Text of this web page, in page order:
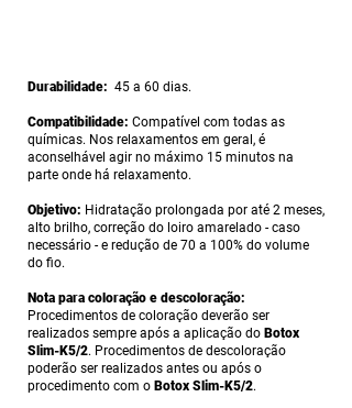
Durabilidade: 45 a 60 dias.
Compatibilidade: Compatível com todas as
químicas. Nos relaxamentos em geral, é
aconselhável agir no máximo 15 minutos na
parte onde há relaxamento.
Objetivo: Hidratação prolongada por até 2 meses,
alto brilho, correção do loiro amarelado - caso
necessário - e redução de 70 a 100% do volume
do fio.
Nota para coloração e descoloração:
Procedimentos de coloração deverão ser
realizados sempre após a aplicação do Botox
Slim-K5/2. Procedimentos de descoloração
poderão ser realizados antes ou após o
procedimento com o Botox Slim-K5/2.